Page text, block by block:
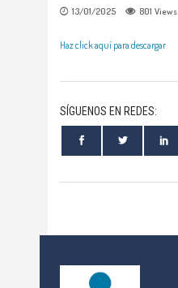
13/01/2025 801 Views
Haz click aquí para descargar
SÍGUENOS EN REDES: